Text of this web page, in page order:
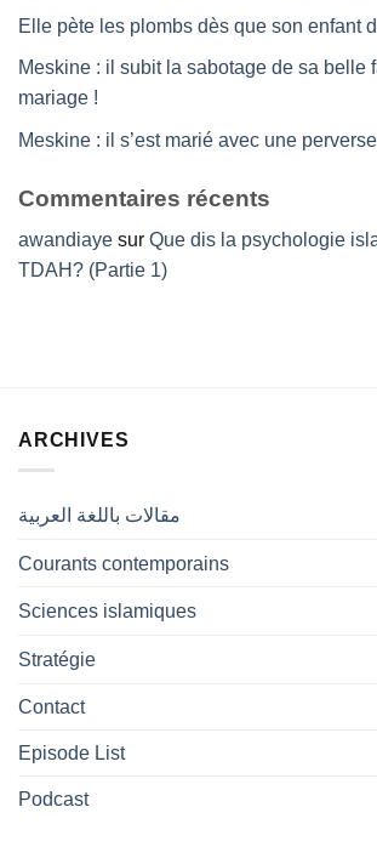
Elle pète les plombs dès que son enfant
Meskine : il subit la sabotage de sa belle
mariage !
Meskine : il s’est marié avec une
Commentaires récents
awandiaye sur Que dis la psychologie
TDAH? (Partie 1)
ARCHIVES
مقالات باللغة العربية
Courants contemporains
Sciences islamiques
Stratégie
Contact
Episode List
Podcast